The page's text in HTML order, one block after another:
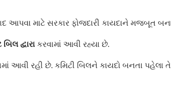
માટે સરકાર ફોજદારી કાયદાને મજબૂત
દ્વારાકરવામાં આવી રહ્યા છે.
આવી રહી છે. કમિટી બિલને કાયદો બનતા